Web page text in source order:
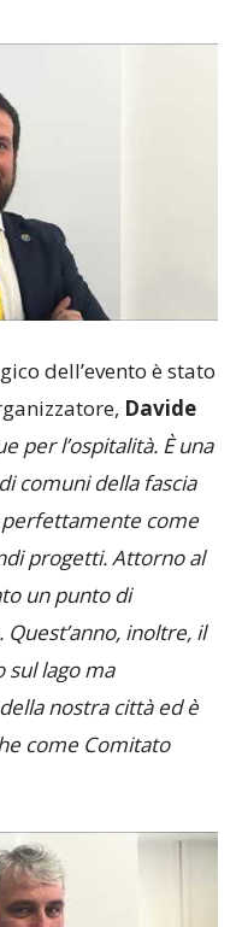
dell’evento è stato
Davide
per l’ospitalità. È una
comuni della fascia
come
progetti. Attorno al
un punto di
inoltre, il
sul lago ma
nostra città ed è
come Comitato